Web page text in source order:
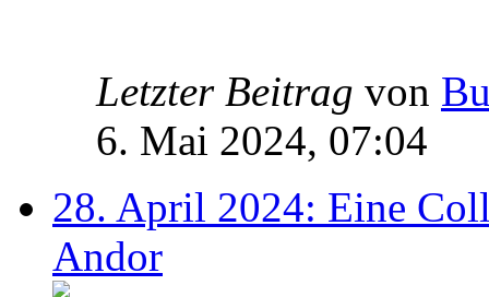
Letzter Beitrag von
6. Mai 2024, 07:04
28. April 2024: Eine
Andor